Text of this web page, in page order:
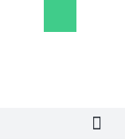
košík